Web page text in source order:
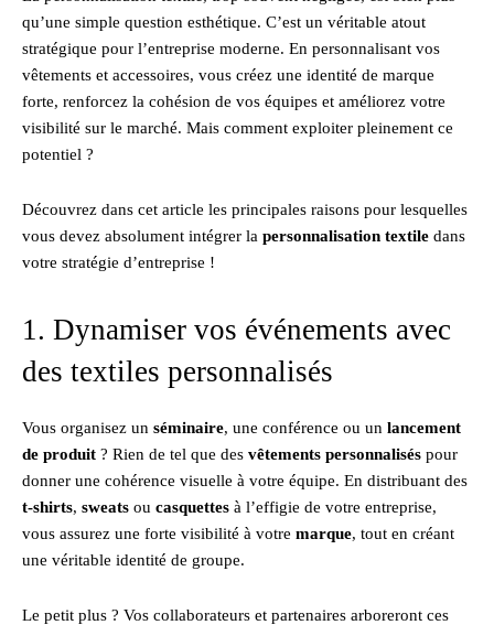
qu’une simple question esthétique. C’est un véritable atout
stratégique pour l’entreprise moderne. En personnalisant vos
vêtements et accessoires, vous créez une identité de marque
forte, renforcez la cohésion de vos équipes et améliorez votre
visibilité sur le marché. Mais comment exploiter pleinement ce
potentiel ?
Découvrez dans cet article les principales raisons pour lesquelles
vous devez absolument intégrer la personnalisation textile dans
votre stratégie d’entreprise !
1. Dynamiser vos événements avec
des textiles personnalisés
Vous organisez un séminaire, une conférence ou un lancement
de produit ? Rien de tel que des vêtements personnalisés pour
donner une cohérence visuelle à votre équipe. En distribuant des
t-shirts, sweats ou casquettes à l’effigie de votre entreprise,
vous assurez une forte visibilité à votre marque, tout en créant
une véritable identité de groupe.
Le petit plus ? Vos collaborateurs et partenaires arboreront ces